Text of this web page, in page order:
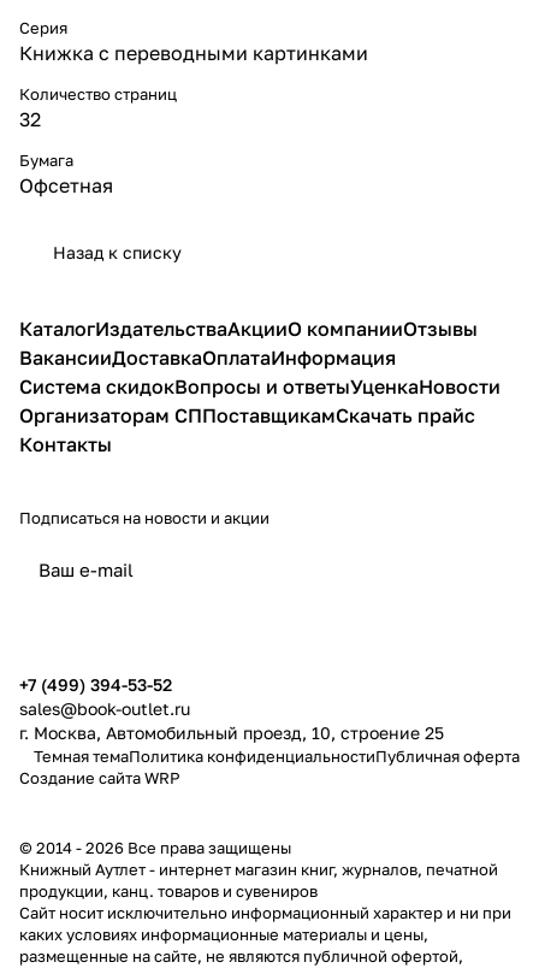
Серия
Книжка с переводными картинками
Количество страниц
32
Бумага
Офсетная
Назад к списку
КаталогИздательстваАкцииО компанииОтзывы
ВакансииДоставкаОплатаИнформация
Система скидокВопросы и ответыУценкаНовости
Организаторам СППоставщикамСкачать прайс
Контакты
Подписаться на новости и акции
+7 (499) 394-53-52
sales@book-outlet.ru
г. Москва, Автомобильный проезд, 10, строение 25
Темная темаПолитика конфиденциальностиПубличная оферта
Создание сайтаWRP
© 2014 - 2026 Все права защищены
Книжный Аутлет - интернет магазин книг, журналов, печатной
продукции, канц. товаров и сувениров
Cайт носит исключительно информационный характер и ни при
каких условиях информационные материалы и цены,
размещенные на сайте, не являются публичной офертой,